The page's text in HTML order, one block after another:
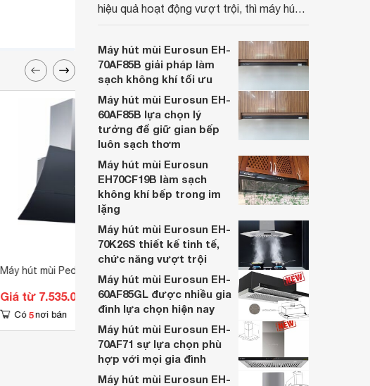
Máy hút mùi Pedini PDNF01
Giá từ 7.535.000 đ
Có 5 nơi bán
Máy hút mùi Boss BV2002A
Giá từ 7.059.000 đ
Có 7 nơi bán
hiệu quả hoạt động vượt trội, thì máy hút
xứng đáng có mặt trong gian bếp của bạn.
Cùng Websosanh.vn đi tìm hiểu chi tiết sản
phẩm này nhé.
Máy hút mùi Eurosun EH-
70AF85B giải pháp làm
sạch không khí tối ưu
Máy hút mùi Eurosun EH-
60AF85B lựa chọn lý
tưởng để giữ gian bếp
luôn sạch thơm
Máy hút mùi Eurosun
EH70CF19B làm sạch
không khí bếp trong im
lặng
Máy hút mùi Eurosun EH-
70K26S thiết kế tinh tế,
chức năng vượt trội
Máy hút mùi Eurosun EH-
60AF85GL được nhiều gia
đình lựa chọn hiện nay
Máy hút mùi Eurosun EH-
70AF71 sự lựa chọn phù
hợp với mọi gia đình
Máy hút mùi Eurosun EH-